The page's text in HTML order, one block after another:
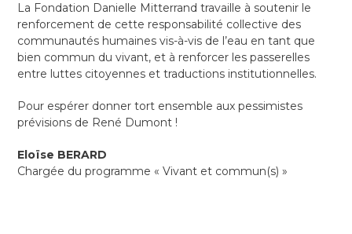
La Fondation Danielle Mitterrand travaille à soutenir le
renforcement de cette responsabilité collective des
communautés humaines vis-à-vis de l’eau en tant que
bien commun du vivant, et à renforcer les passerelles
entre luttes citoyennes et traductions institutionnelles.
Pour espérer donner tort ensemble aux pessimistes
prévisions de René Dumont !
Eloïse BERARD
Chargée du programme « Vivant et commun(s) »